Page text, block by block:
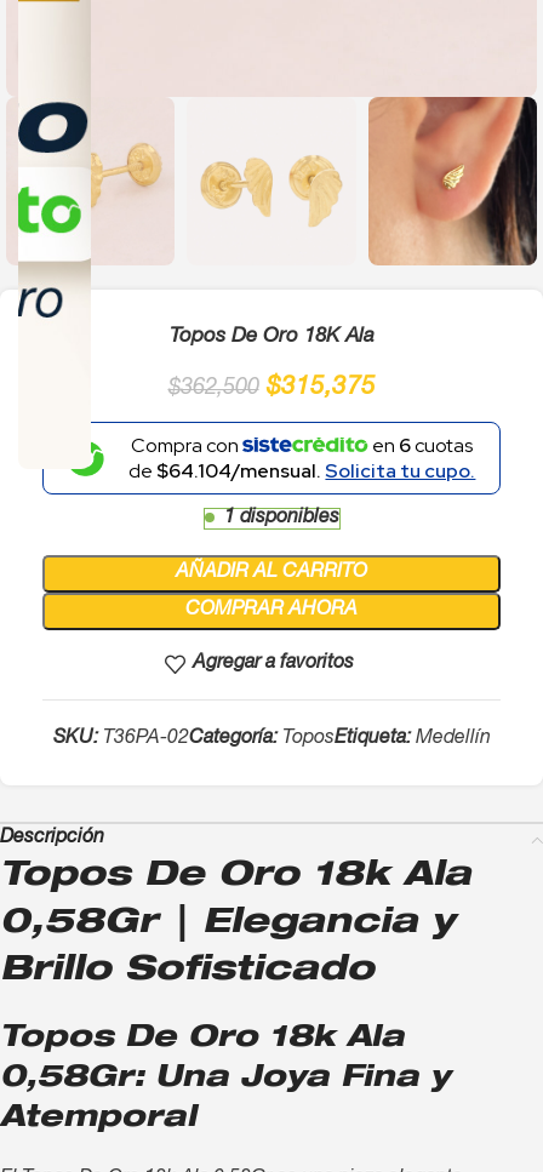
Topos De Oro 18K Ala
$362,500 $315,375
Compra con en 6cuotas
de $64.104/mensual.Solicita tu cupo.
1 disponibles
AÑADIR AL CARRITO
COMPRAR AHORA
Agregar a favoritos
SKU: T36PA-02Categoría: ToposEtiqueta: Medellín
Descripción
Topos De Oro 18k Ala
0,58Gr | Elegancia y
Brillo Sofisticado
Topos De Oro 18k Ala
0,58Gr: Una Joya Fina y
Atemporal